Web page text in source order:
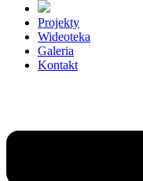
Projekty
Wideoteka
Galeria
Kontakt